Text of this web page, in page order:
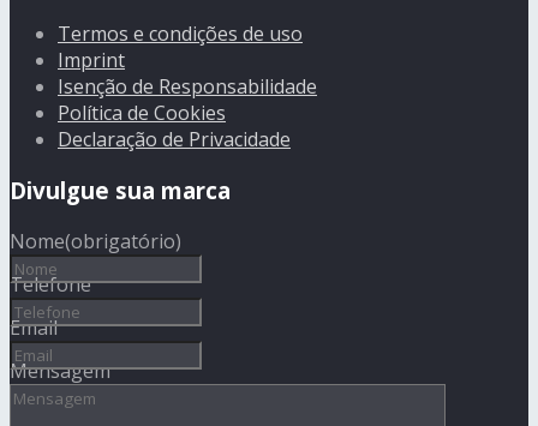
Termos e condições de uso
Imprint
Isenção de Responsabilidade
Política de Cookies
Declaração de Privacidade
Divulgue sua marca
Nome(obrigatório)
Telefone
Email
Mensagem